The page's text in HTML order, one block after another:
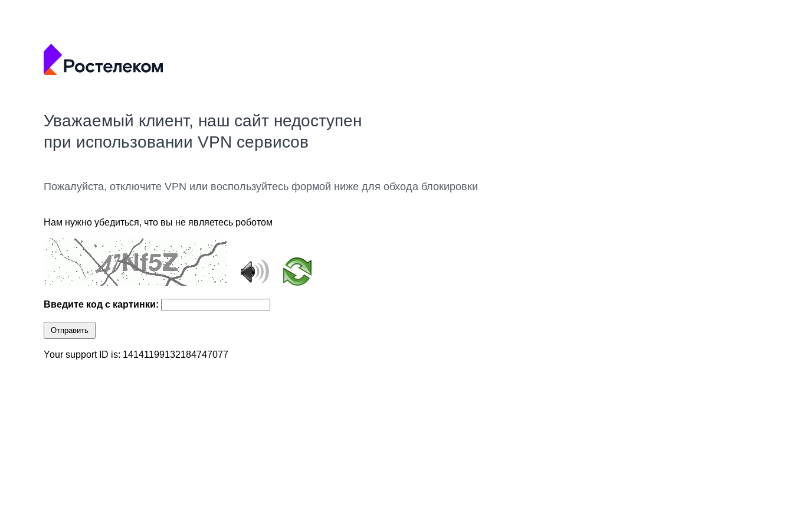
Уважаемый клиент, наш сайт недоступен
при использовании VPN сервисов
Пожалуйста, отключите VPN или воспользуйтесь формой ниже для обхода блокировки
Нам нужно убедиться, что вы не являетесь роботом
Введите код с картинки:
Отправить
Your support ID is: 14141199132184747077